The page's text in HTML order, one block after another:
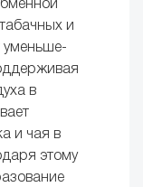
и
уменьше­
в
и чая в
этому